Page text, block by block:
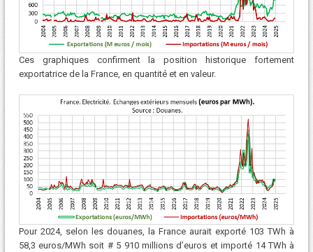
Ces graphiques confirment la position historique fortement
exportatrice de la France, en quantité et en valeur.
Pour 2024, selon les douanes, la France aurait exporté 103 TWh à
58,3 euros/MWh soit # 5 910 millions d’euros et importé 14 TWh à